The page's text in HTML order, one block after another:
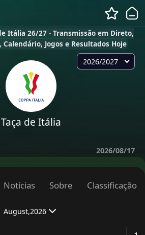
Itália 26/27 - Transmissão em Direto,
Jogos e Resultados Hoje
2026/2027
Taça de Itália
2026/08/17
Notícias Sobre Classificação
August,2026